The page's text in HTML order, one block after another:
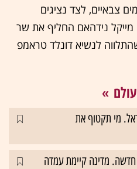
צבאיים, לצד נציגים
מייקל נידהאם החליף את שר
לנשיא דונלד טראמפ
מי תקטוף את
חדשה. מדינה קיימת עמדה